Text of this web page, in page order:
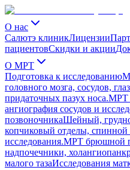
О нас
Салютэ клиникЛицензии
пациентовСкидки и акции
О МРТ
Подготовка к исследованию
головного мозга, сосудов,
придаточных пазух носа.МРТ
ангиография сосудов и
позвоночникаШейный,
копчиковый отделы,
исследования.МРТ брюшной
надпочечники,
малого тазаИсследования